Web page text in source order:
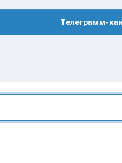
Телеграмм-